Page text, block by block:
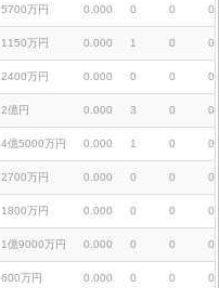
5700万円 0.000 0 0 0
1150万円 0.000 1 0 0
2400万円 0.000 0 0 0
2億円 0.000 3 0 0
4億5000万円 0.000 1 0 0
2700万円 0.000 0 0 0
1800万円 0.000 0 0 0
1億9000万円 0.000 0 0 0
600万円 0.000 0 0 0